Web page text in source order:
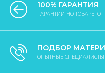
100% ГАРАНТИЯ
ГАРАНТИИ НО ТОВАРЫ
ПОДБОР
ОПЫТНЫЕ